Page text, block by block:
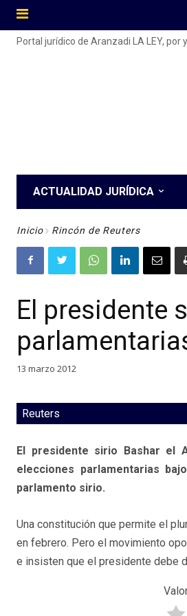
Portal jurídico de Aranzadi LA LEY,
ACTUALIDAD JURÍDICA
Inicio Rincón de Reuters
El presidente
13 marzo 2012
Reuters
El presidente sirio Bashar el
elecciones parlamentarias
parlamento sirio.
Una constitución que permite el
en febrero. Pero el movimiento
e insisten que el presidente debe